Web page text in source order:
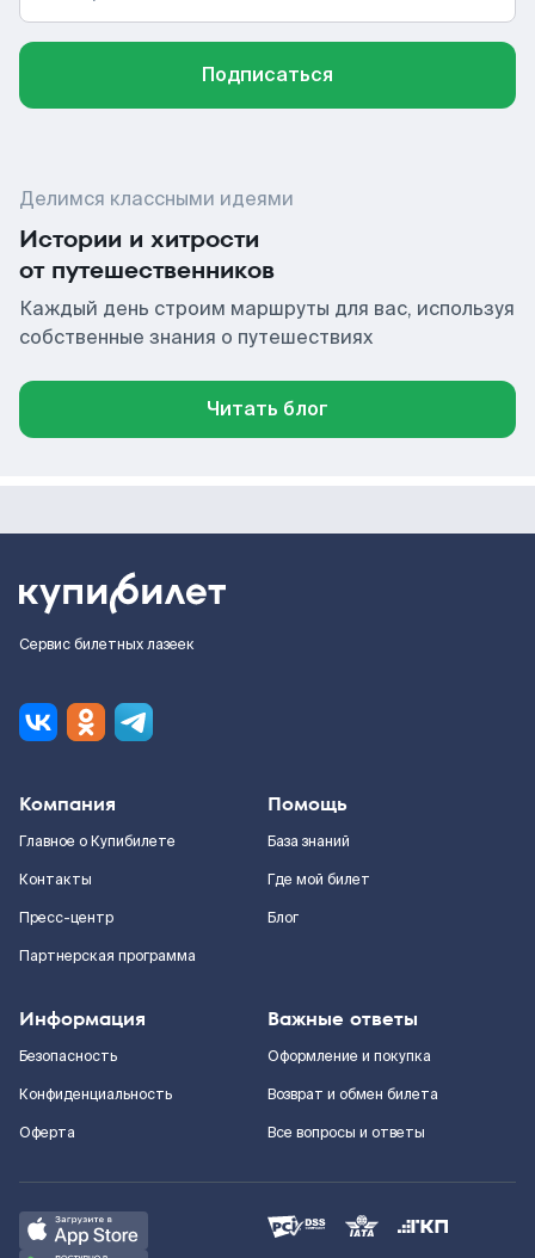
Подписаться
Делимся классными идеями
Истории и хитрости
от путешественников
Каждый день строим маршруты для вас, используя
собственные знания о путешествиях
Читать блог
Сервис билетных лазеек
Компания
Главное о Купибилете
Контакты
Пресс-центр
Партнерская программа
Помощь
База знаний
Где мой билет
Блог
Информация
Безопасность
Конфиденциальность
Оферта
Важные ответы
Оформление и покупка
Возврат и обмен билета
Все вопросы и ответы